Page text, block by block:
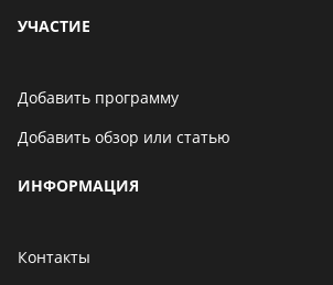
УЧАСТИЕ
Добавить программу
Добавить обзор или статью
ИНФОРМАЦИЯ
Контакты